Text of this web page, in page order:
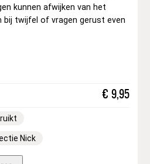
kunnen afwijken van het
bij twijfel of vragen gerust even
€ 9,95
Nick